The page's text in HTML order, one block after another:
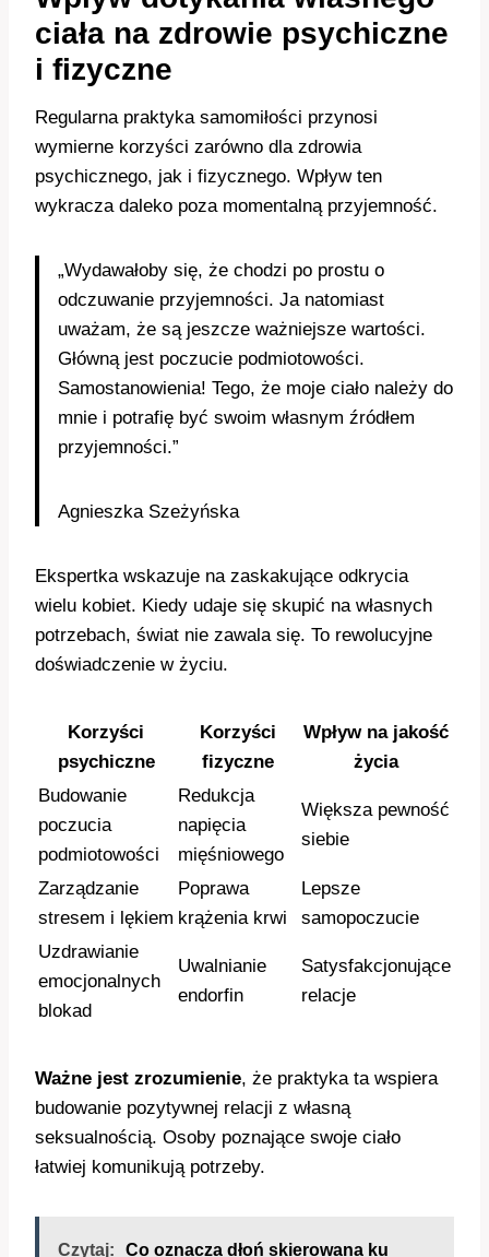
ciała na zdrowie psychiczne
i fizyczne
Regularna praktyka samomiłości przynosi
wymierne korzyści zarówno dla zdrowia
psychicznego, jak i fizycznego. Wpływ ten
wykracza daleko poza momentalną przyjemność.
„Wydawałoby się, że chodzi po prostu o
odczuwanie przyjemności. Ja natomiast
uważam, że są jeszcze ważniejsze wartości.
Główną jest poczucie podmiotowości.
Samostanowienia! Tego, że moje ciało należy do
mnie i potrafię być swoim własnym źródłem
przyjemności.”
Agnieszka Szeżyńska
Ekspertka wskazuje na zaskakujące odkrycia
wielu kobiet. Kiedy udaje się skupić na własnych
potrzebach, świat nie zawala się. To rewolucyjne
doświadczenie w życiu.
Korzyści
psychiczne
Korzyści
fizyczne
Wpływ na jakość
życia
Budowanie
poczucia
podmiotowości
Redukcja
napięcia
mięśniowego
Większa pewność
siebie
Zarządzanie
stresem i lękiem
Poprawa
krążenia krwi
Lepsze
samopoczucie
Uzdrawianie
emocjonalnych
blokad
Uwalnianie
endorfin
Satysfakcjonujące
relacje
Ważne jest zrozumienie, że praktyka ta wspiera
budowanie pozytywnej relacji z własną
seksualnością. Osoby poznające swoje ciało
łatwiej komunikują potrzeby.
Czytaj: Co oznacza dłoń skierowana ku